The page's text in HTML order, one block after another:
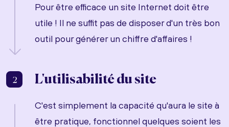
Pour être efficace un site Internet doit être
utile ! Il ne suffit pas de disposer d'un très bon
outil pour générer un chiffre d'affaires !
2 L'utilisabilité du site
C'est simplement la capacité qu'aura le site à
être pratique, fonctionnel quelques soient les